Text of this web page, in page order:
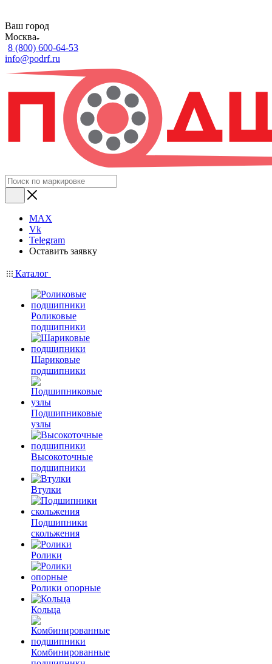
Ваш город
Москва
8 (800) 600-64-53
info@podrf.ru
MAX
Vk
Telegram
Оставить заявку
Каталог
Роликовые
подшипники
Шариковые
подшипники
Подшипниковые
узлы
Высокоточные
подшипники
Втулки
Подшипники
скольжения
Ролики
Ролики опорные
Кольца
Комбинированные